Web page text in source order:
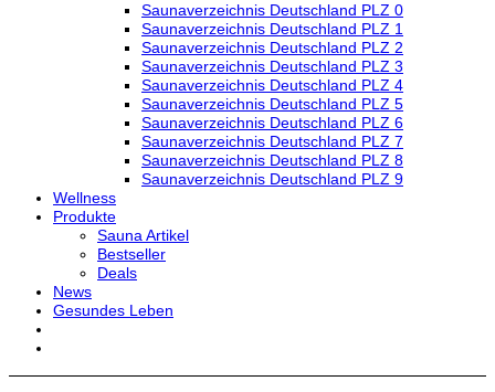
Saunaverzeichnis Deutschland PLZ 0
Saunaverzeichnis Deutschland PLZ 1
Saunaverzeichnis Deutschland PLZ 2
Saunaverzeichnis Deutschland PLZ 3
Saunaverzeichnis Deutschland PLZ 4
Saunaverzeichnis Deutschland PLZ 5
Saunaverzeichnis Deutschland PLZ 6
Saunaverzeichnis Deutschland PLZ 7
Saunaverzeichnis Deutschland PLZ 8
Saunaverzeichnis Deutschland PLZ 9
Wellness
Produkte
Sauna Artikel
Bestseller
Deals
News
Gesundes Leben